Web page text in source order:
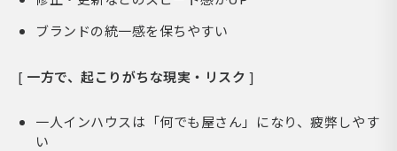
ブランドの統一感を保ちやすい
[ 一方で、起こりがちな現実・リスク ]
一人インハウスは「何でも屋さん」になり、疲弊しやす
い